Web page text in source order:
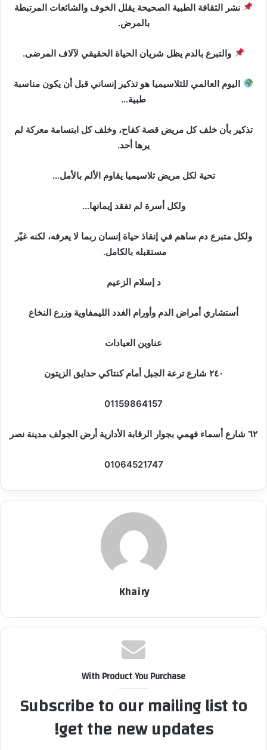
نشر الثقافة الطبية الصحيحة يقلل الخوف والشائعات المرتبطة
بالمرض.
والتبرع بالدم يظل شريان الحياة الحقيقي لآلاف المرضى.
اليوم العالمي للثلاسيميا هو تذكير إنساني قبل أن يكون مناسبة
طبية…
تذكير بأن خلف كل مريض قصة كفاح، وخلف كل ابتسامة معركة لم
يرها أحد.
تحية لكل مريض ثلاسيميا يقاوم الألم بالأمل…
ولكل أسرة لم تفقد إيمانها…
ولكل متبرع دم ساهم في إنقاذ حياة إنسان ربما لا يعرفه، لكنه غيّر
مستقبله بالكامل.
د إسلام الزعيم
أستشاري أمراض الدم وأورام الغدد الليمفاوية وزرع النخاع
عناوين العيادات
٢٤٠ شارع ترعة الجبل أمام كنتاكي حدايق الزيتون
01159864157
٦٢ شارع أسماء فهمي بجوار الرقابة الأدارية أرض الجولف مدينة نصر
01064521747
Khairy
With Product You Purchase
Subscribe to our mailing list to
get the new updates!